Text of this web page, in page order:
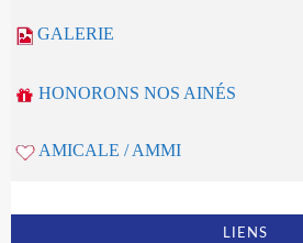
GALERIE
HONORONS NOS AINÉS
AMICALE / AMMI
LIENS